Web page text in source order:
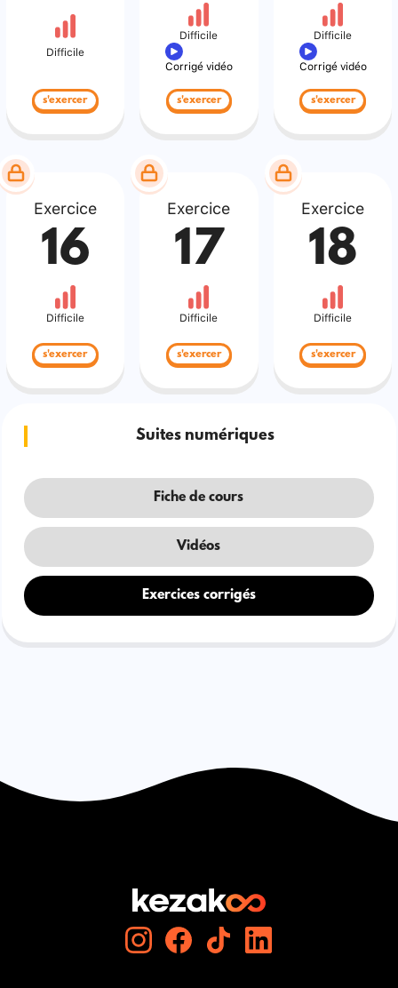
Difficile
s'exercer
Difficile
Corrigé vidéo
s'exercer
Difficile
Corrigé vidéo
s'exercer
Exercice
16
Difficile
s'exercer
Exercice
17
Difficile
s'exercer
Exercice
18
Difficile
s'exercer
Suites numériques
Fiche de cours
Vidéos
Exercices corrigés